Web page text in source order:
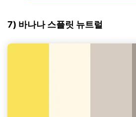
7) 바나나 스플릿 뉴트럴